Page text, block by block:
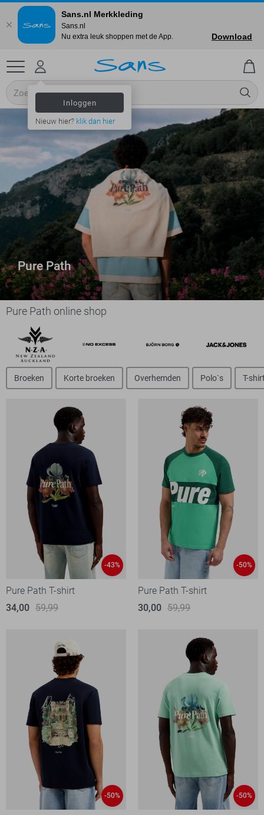
Inloggen
Nieuw hier? klik dan hier
Pure Path
Pure Path online shop
Broeken Korte broeken Overhemden Polo`s T-
-43%
Pure Path T-shirt
34,00 59,99
-50%
Pure Path T-shirt
30,00 59,99
-50% -50%
Sans.nl Merkkleding
Sans.nl
Nu extra leuk shoppen met de App.
Download